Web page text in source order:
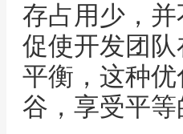
存占用少，
促使开发团
平衡，这种
谷，享受平等